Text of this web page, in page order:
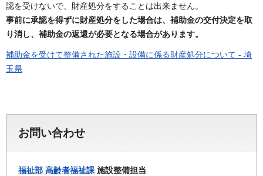
認を受けないで、財産処分をすることは出来ません。
事前に承認を得ずに財産処分をした場合は、補助金の交付決定を取
り消し、補助金の返還が必要となる場合があります。
補助金を受けて整備された施設・設備に係る財産処分について - 埼
玉県
お問い合わせ
福祉部 高齢者福祉課 施設整備担当